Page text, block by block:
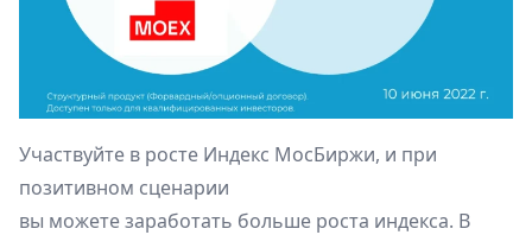
Участвуйте в росте Индекс МосБиржи, и при
позитивном сценарии
вы можете заработать больше роста индекса. В